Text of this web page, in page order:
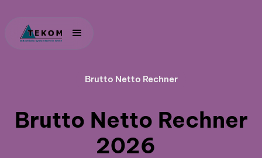
Brutto Netto Rechner
Brutto Netto Rechner
2026